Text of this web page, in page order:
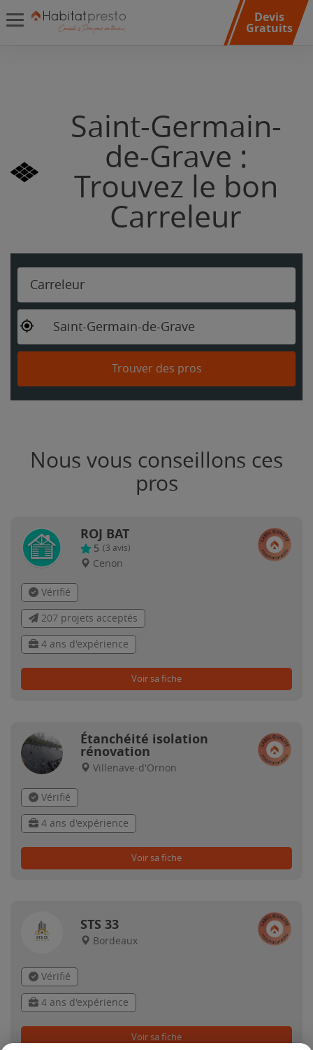
Devis
Gratuits
Saint-Germain-
de-Grave :
Trouvez le bon
Carreleur
Carreleur
Saint-Germain-de-Grave
Trouver des pros
Nous vous conseillons ces
pros
ROJ BAT
5 (3 avis)
Cenon
Vérifié
207 projets acceptés
4 ans d'expérience
Voir sa fiche
Étanchéité isolation
rénovation
Villenave-d'Ornon
Vérifié
4 ans d'expérience
Voir sa fiche
STS 33
Bordeaux
Vérifié
4 ans d'expérience
Voir sa fiche